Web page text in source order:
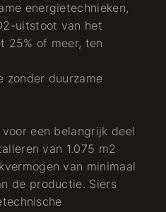
energietechnieken,
uitstoot van het
25% of meer, ten
zonder duurzame
een belangrijk deel
van 1.075 m2
van minimaal
de productie. Siers